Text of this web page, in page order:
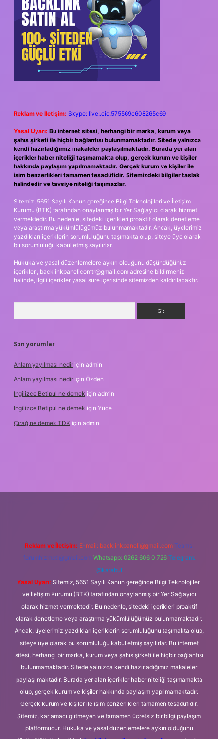
Reklam ve İletişim: Skype: live:.cid.575569c608265c69
Yasal Uyarı: Bu internet sitesi, herhangi bir marka, kurum veya
şahıs şirketi ile hiçbir bağlantısı bulunmamaktadır. Sitede yalnızca
kendi hazırladığımız makaleler paylaşılmaktadır. Burada yer alan
içerikler haber niteliği taşımamakta olup, gerçek kurum ve kişiler
hakkında paylaşım yapılmamaktadır. Gerçek kurum ve kişiler ile
isim benzerlikleri tamamen tesadüfidir. Sitemizdeki bilgiler taslak
halindedir ve tavsiye niteliği taşımazlar.
Sitemiz, 5651 Sayılı Kanun gereğince Bilgi Teknolojileri ve İletişim
Kurumu (BTK) tarafından onaylanmış bir Yer Sağlayıcı olarak hizmet
vermektedir. Bu nedenle, sitedeki içerikleri proaktif olarak denetleme
veya araştırma yükümlülüğümüz bulunmamaktadır. Ancak, üyelerimiz
yazdıkları içeriklerin sorumluluğunu taşımakta olup, siteye üye olarak
bu sorumluluğu kabul etmiş sayılırlar.
Hukuka ve yasal düzenlemelere aykırı olduğunu düşündüğünüz
içerikleri, backlinkpanelicomtr@gmail.com adresine bildirmeniz
halinde, ilgili içerikler yasal süre içerisinde sitemizden kaldırılacaktır.
Son yorumlar
Anlam yayılması nedir için admin
Anlam yayılması nedir için Özden
Ingilizce Betipul ne demek için admin
Ingilizce Betipul ne demek için Yüce
Çırağ ne demek TDK için admin
Reklam ve İletişim: E-mail: backlinkpaneli@gmail.com Teams:
forumhizmeti@gmail.com Whatsapp: 0262 606 0 726 Telegram:
@karabul
Yasal Uyarı: Sitemiz, 5651 Sayılı Kanun gereğince Bilgi Teknolojileri
ve İletişim Kurumu (BTK) tarafından onaylanmış bir Yer Sağlayıcı
olarak hizmet vermektedir. Bu nedenle, sitedeki içerikleri proaktif
olarak denetleme veya araştırma yükümlülüğümüz bulunmamaktadır.
Ancak, üyelerimiz yazdıkları içeriklerin sorumluluğunu taşımakta olup,
siteye üye olarak bu sorumluluğu kabul etmiş sayılırlar. Bu internet
sitesi, herhangi bir marka, kurum veya şahıs şirketi ile hiçbir bağlantısı
bulunmamaktadır. Sitede yalnızca kendi hazırladığımız makaleler
paylaşılmaktadır. Burada yer alan içerikler haber niteliği taşımamakta
olup, gerçek kurum ve kişiler hakkında paylaşım yapılmamaktadır.
Gerçek kurum ve kişiler ile isim benzerlikleri tamamen tesadüfidir.
Sitemiz, kar amacı gütmeyen ve tamamen ücretsiz bir bilgi paylaşım
platformudur. Hukuka ve yasal düzenlemelere aykırı olduğunu